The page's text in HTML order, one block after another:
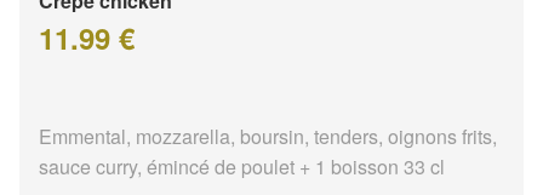
11.99 €
Emmental, mozzarella, boursin, tenders, oignons frits,
sauce curry, émincé de poulet + 1 boisson 33 cl